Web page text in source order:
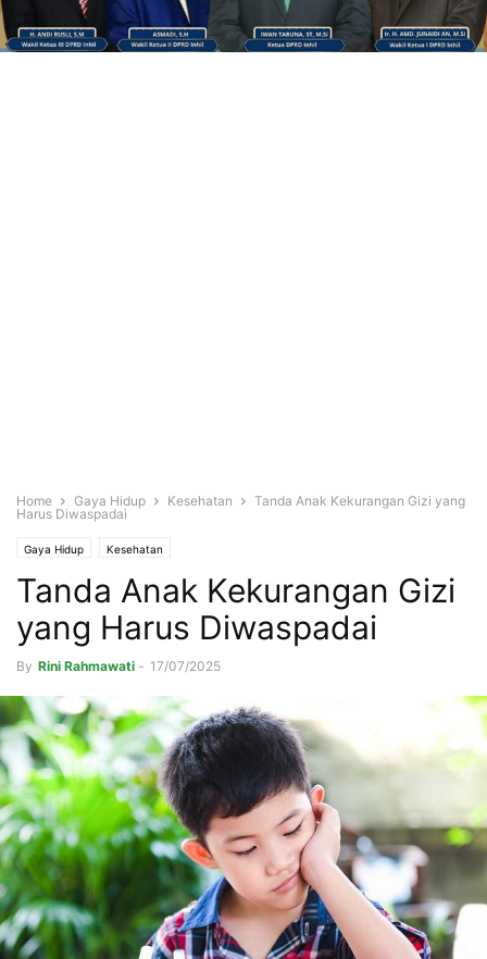
Home Gaya Hidup Kesehatan
Tanda Anak Kekurangan Gizi yang
Harus Diwaspadai
Gaya Hidup Kesehatan
Tanda Anak Kekurangan Gizi
yang Harus Diwaspadai
By Rini Rahmawati - 17/07/2025